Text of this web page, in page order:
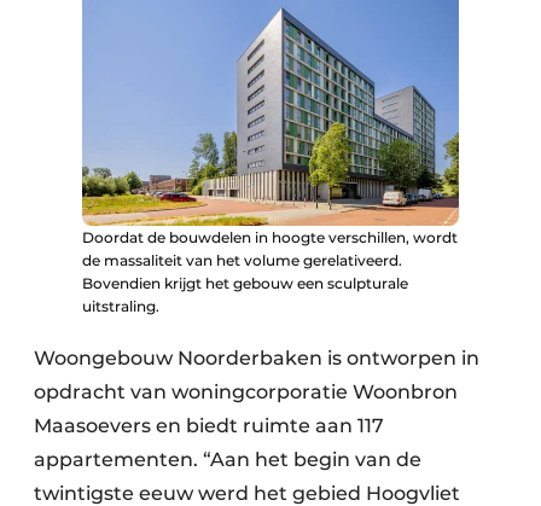
Doordat de bouwdelen in hoogte verschillen, wordt
de massaliteit van het volume gerelativeerd.
Bovendien krijgt het gebouw een sculpturale
uitstraling.
Woongebouw Noorderbaken is ontworpen in
opdracht van woningcorporatie Woonbron
Maasoevers en biedt ruimte aan 117
appartementen. “Aan het begin van de
twintigste eeuw werd het gebied Hoogvliet